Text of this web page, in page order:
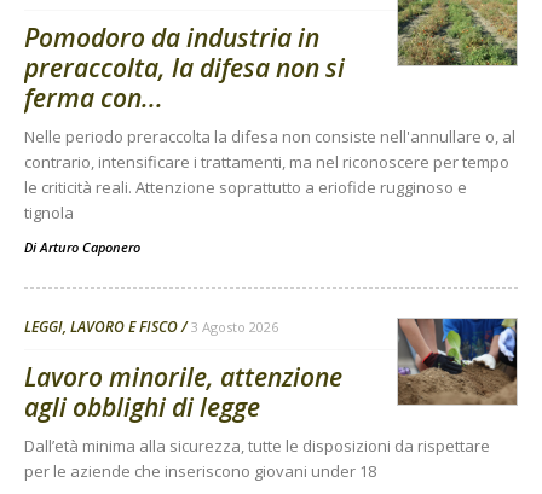
Pomodoro da industria in
preraccolta, la difesa non si
ferma con...
Nelle periodo preraccolta la difesa non consiste nell'annullare o, al
contrario, intensificare i trattamenti, ma nel riconoscere per tempo
le criticità reali. Attenzione soprattutto a eriofide rugginoso e
tignola
DiArturo Caponero
LEGGI, LAVORO E FISCO 3 Agosto 2026
Lavoro minorile, attenzione
agli obblighi di legge
Dall’età minima alla sicurezza, tutte le disposizioni da rispettare
per le aziende che inseriscono giovani under 18